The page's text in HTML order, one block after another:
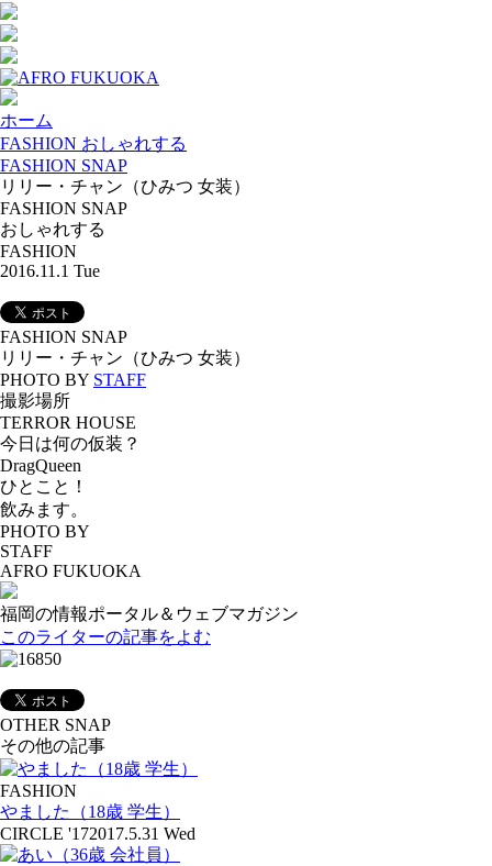
ホーム
FASHION おしゃれする
FASHION SNAP
リリー・チャン（ひみつ 女装）
FASHION SNAP
おしゃれする
FASHION
2016.11.1 Tue
FASHION SNAP
リリー・チャン（ひみつ 女装）
PHOTO BY STAFF
撮影場所
TERROR HOUSE
今日は何の仮装？
DragQueen
ひとこと！
飲みます。
PHOTO BY
STAFF
AFRO FUKUOKA
福岡の情報ポータル＆ウェブマガジン
このライターの記事をよむ
OTHER SNAP
その他の記事
FASHION
やました（18歳 学生）
CIRCLE '172017.5.31 Wed